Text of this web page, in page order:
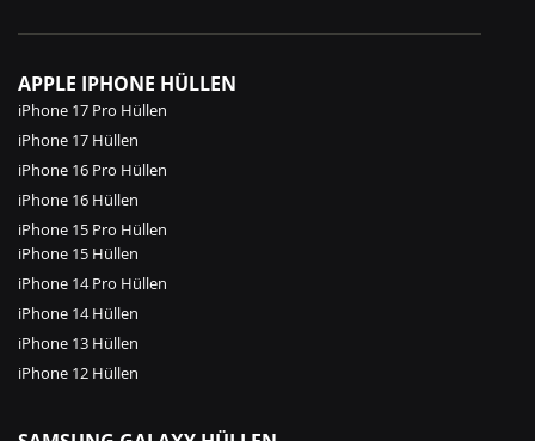
APPLE IPHONE HÜLLEN
iPhone 17 Pro Hüllen
iPhone 17 Hüllen
iPhone 16 Pro Hüllen
iPhone 16 Hüllen
iPhone 15 Pro Hüllen
iPhone 15 Hüllen
iPhone 14 Pro Hüllen
iPhone 14 Hüllen
iPhone 13 Hüllen
iPhone 12 Hüllen